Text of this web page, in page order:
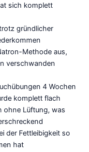
sich komplett
gründlicher
Methode aus,
verschwanden
4 Wochen
komplett flach
ohne Lüftung, was
der Fettleibigkeit so
hat